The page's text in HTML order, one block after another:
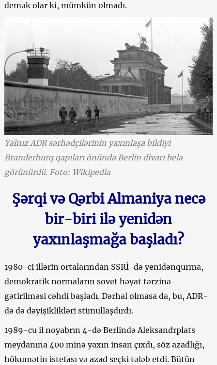
demək olar ki, mümkün olmadı.
Yalnız ADR sərhədçilərinin yaxınlaşa bildiyi
Branderburq qapıları önündə Berlin divarı belə
görünürdü. Foto: Wikipedia
Şərqi və Qərbi Almaniya necə
bir-biri ilə yenidən
yaxınlaşmağa başladı?
1980-ci illərin ortalarından SSRİ-də yenidənqurma,
demokratik normaların sovet həyat tərzinə
gətirilməsi cəhdi başladı. Dərhal olmasa da, bu, ADR-
də də dəyişiklikləri stimullaşdırdı.
1989-cu il noyabrın 4-də Berlində Aleksandrplats
meydanına 400 minə yaxın insan çıxdı, söz azadlığı,
hökumətin istefası və azad seçki tələb etdi. Bütün